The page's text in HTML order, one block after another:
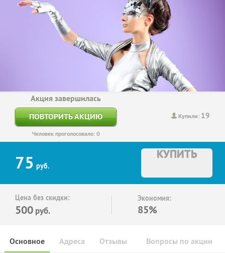
Купили: 19
Акция завершилась
ПОВТОРИТЬ АКЦИЮ
Человек проголосовало: 0
75 руб.
КУПИТЬ
Цена без скидки:
500 руб.
Экономия:
85%
Основное Отзывы Вопросы по акции
Адреса